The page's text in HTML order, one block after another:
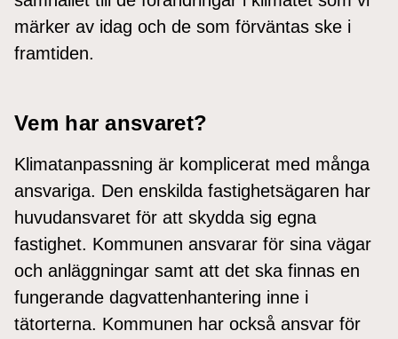
märker av idag och de som förväntas ske i
framtiden.
Vem har ansvaret?
Klimatanpassning är komplicerat med många
ansvariga. Den enskilda fastighetsägaren har
huvudansvaret för att skydda sig egna
fastighet. Kommunen ansvarar för sina vägar
och anläggningar samt att det ska finnas en
fungerande dagvattenhantering inne i
tätorterna. Kommunen har också ansvar för